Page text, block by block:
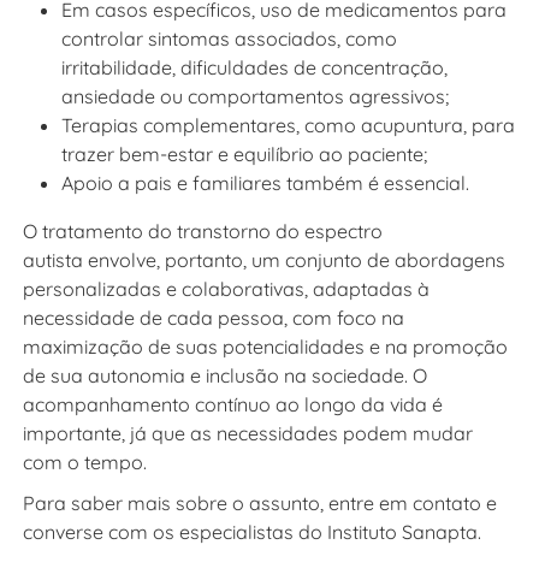
Em casos específicos, uso de medicamentos para
controlar sintomas associados, como
irritabilidade, dificuldades de concentração,
ansiedade ou comportamentos agressivos;
Terapias complementares, como acupuntura, para
trazer bem-estar e equilíbrio ao paciente;
Apoio a pais e familiares também é essencial.
O tratamento do transtorno do espectro
autista envolve, portanto, um conjunto de abordagens
personalizadas e colaborativas, adaptadas à
necessidade de cada pessoa, com foco na
maximização de suas potencialidades e na promoção
de sua autonomia e inclusão na sociedade. O
acompanhamento contínuo ao longo da vida é
importante, já que as necessidades podem mudar
com o tempo.
Para saber mais sobre o assunto, entre em contato e
converse com os especialistas do Instituto Sanapta.